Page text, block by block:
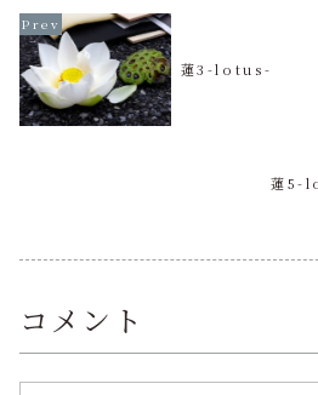
蓮3-lotus-
蓮5-
コメント